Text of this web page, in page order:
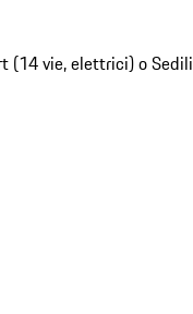
(14 vie, elettrici) o Sedili